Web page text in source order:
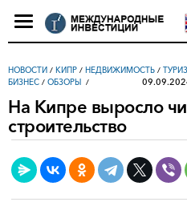
НОВОСТИ / КИПР / НЕДВИЖИМОСТЬ /
БИЗНЕС / ОБЗОРЫ
На Кипре выросло
строительство